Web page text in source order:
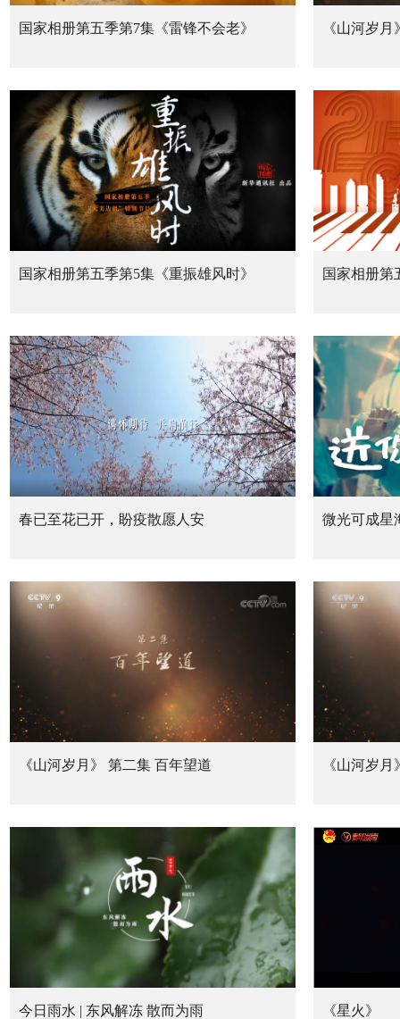
国家相册第五季第7集《雷锋不会老》 《山河岁
国家相册第五季第5集《重振雄风时》 国家相册第
春已至花已开，盼疫散愿人安 微光可成星
《山河岁月》 第二集 百年望道 《山河岁
今日雨水 | 东风解冻 散而为雨 《星火》